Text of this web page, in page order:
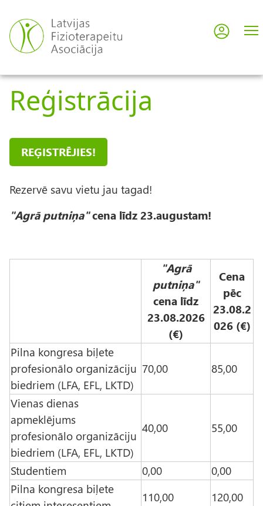
uz
galveno
saturu
User
Reģistrācija
REĢISTRĒJIES!
Rezervē savu vietu jau tagad!
"Agrā putniņa"cena līdz 23.augustam!
"Agrā
putniņa"
cena līdz
23.08.2026
(€)
Cena
pēc
23.08.2
026 (€)
Pilna kongresa biļete
profesionālo organizāciju
biedriem (LFA, EFL, LKTD)
70,00 85,00
Vienas dienas
apmeklējums
profesionālo organizāciju
biedriem (LFA, EFL, LKTD)
40,00 55,00
Studentiem 0,00
0,00
Pilna kongresa biļete
110,00
120,00